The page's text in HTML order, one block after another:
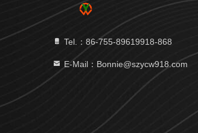
Tel.：86-755-89619918-868
E-Mail：Bonnie@szycw918.com